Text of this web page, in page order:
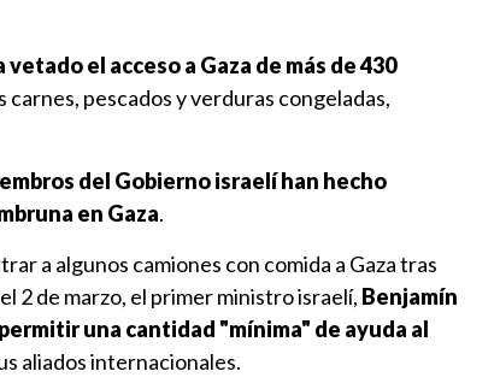
el acceso a Gaza de más de 430
carnes, pescados y verduras congeladas,
del Gobierno israelí han hecho
en Gaza.
a algunos camiones con comida a Gaza tras
2 de marzo, el primer ministro israelí, Benjamín
una cantidad "mínima" de ayuda al
aliados internacionales.